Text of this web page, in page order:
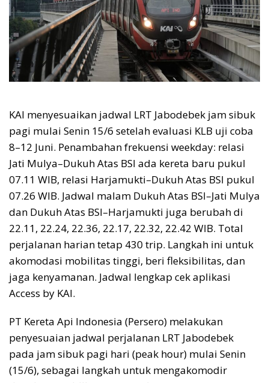
KAI menyesuaikan jadwal LRT Jabodebek jam sibuk
pagi mulai Senin 15/6 setelah evaluasi KLB uji coba
8–12 Juni. Penambahan frekuensi weekday: relasi
Jati Mulya–Dukuh Atas BSI ada kereta baru pukul
07.11 WIB, relasi Harjamukti–Dukuh Atas BSI pukul
07.26 WIB. Jadwal malam Dukuh Atas BSI–Jati Mulya
dan Dukuh Atas BSI–Harjamukti juga berubah di
22.11, 22.24, 22.36, 22.17, 22.32, 22.42 WIB. Total
perjalanan harian tetap 430 trip. Langkah ini untuk
akomodasi mobilitas tinggi, beri fleksibilitas, dan
jaga kenyamanan. Jadwal lengkap cek aplikasi
Access by KAI.
PT Kereta Api Indonesia (Persero) melakukan
penyesuaian jadwal perjalanan LRT Jabodebek
pada jam sibuk pagi hari (peak hour) mulai Senin
(15/6), sebagai langkah untuk mengakomodir